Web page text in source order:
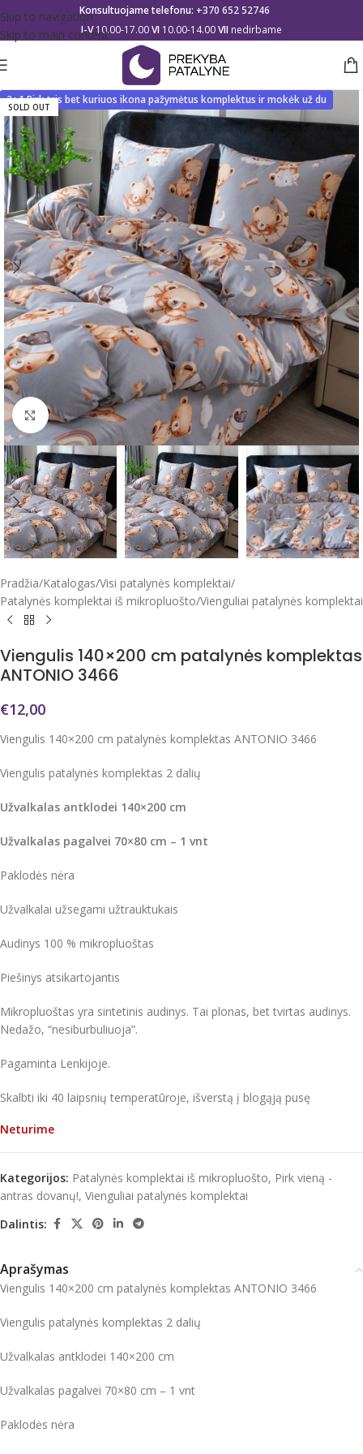
Skip to navigation
Skip to main content
Konsultuojame telefonu: +370 652 52746
I-V10.00-17.00VI 10.00-14.00VII nedirbame
SOLD OUT
2+1 Pirk tris bet kuriuos ikona pažymėtus komplektus ir mokėk už du
Click to enlarge
Pradžia/Katalogas/Visi patalynės komplektai/
Patalynės komplektai iš mikropluošto/Vienguliai patalynės komplektai
Viengulis 140×200 cm patalynės komplektas
ANTONIO 3466
€12,00
Viengulis 140×200 cm patalynės komplektas ANTONIO 3466
Viengulis patalynės komplektas 2 dalių
Užvalkalas antklodei 140×200 cm
Užvalkalas pagalvei 70×80 cm – 1 vnt
Paklodės nėra
Užvalkalai užsegami užtrauktukais
Audinys 100 % mikropluoštas
Piešinys atsikartojantis
Mikropluoštas yra sintetinis audinys. Tai plonas, bet tvirtas audinys.
Nedažo, “nesiburbuliuoja”.
Pagaminta Lenkijoje.
Skalbti iki 40 laipsnių temperatūroje, išverstą į blogąją pusę
Neturime
Kategorijos: Patalynės komplektai iš mikropluošto, Pirk vieną -
antras dovanų!, Vienguliai patalynės komplektai
Dalintis:
Aprašymas
Viengulis 140×200 cm patalynės komplektas ANTONIO 3466
Viengulis patalynės komplektas 2 dalių
Užvalkalas antklodei 140×200 cm
Užvalkalas pagalvei 70×80 cm – 1 vnt
Paklodės nėra